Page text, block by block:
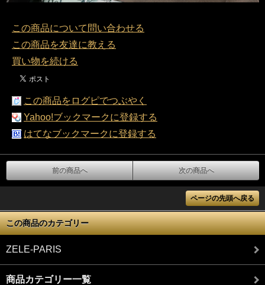
この商品について問い合わせる
この商品を友達に教える
買い物を続ける
この商品をログピでつぶやく
Yahoo!ブックマークに登録する
はてなブックマークに登録する
前の商品へ 次の商品へ
ページの先頭へ戻る
この商品のカテゴリー
ZELE-PARIS
商品カテゴリー一覧